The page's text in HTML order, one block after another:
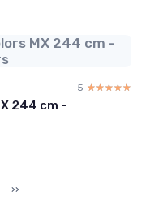
MX 244 cm -
5 ☆☆☆☆☆
★★★★★
244 cm -
››